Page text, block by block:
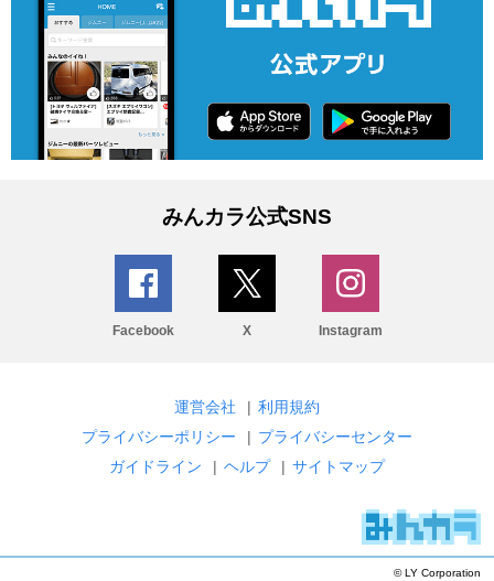
みんカラ公式SNS
Facebook X Instagram
運営会社 | 利用規約
プライバシーポリシー
| プライバシーセンター
ガイドライン
| ヘルプ | サイトマップ
© LY Corporation